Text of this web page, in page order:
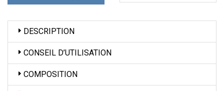
DESCRIPTION
CONSEIL D’UTILISATION
COMPOSITION